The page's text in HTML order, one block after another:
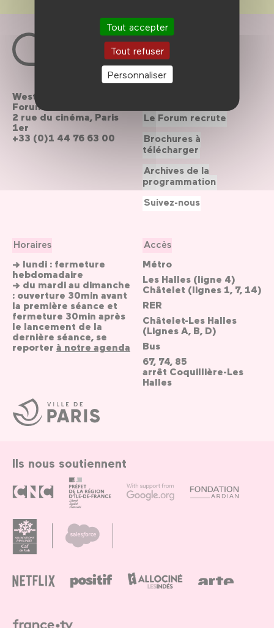
Tout accepter
Tout refuser
Personnaliser
Ville
de
Paris
Westfield
Forum des Halles
2 rue du cinéma, Paris
1er
+33 (0)1 44 76 63 00
Horaires
→ lundi : fermeture
hebdomadaire
→ du mardi au dimanche
: ouverture 30min avant
la première séance et
fermeture 30min après
le lancement de la
dernière séance, se
reporter à notre agenda
Accès
Métro
Les Halles (ligne 4)
Châtelet (lignes 1, 7, 14)
RER
Châtelet-Les Halles
(Lignes A, B, D)
Bus
67, 74, 85
arrêt Coquillière-Les
Halles
Le Forum recrute
Brochures à
télécharger
Archives de la
programmation
Suivez-nous
Ils nous soutiennent